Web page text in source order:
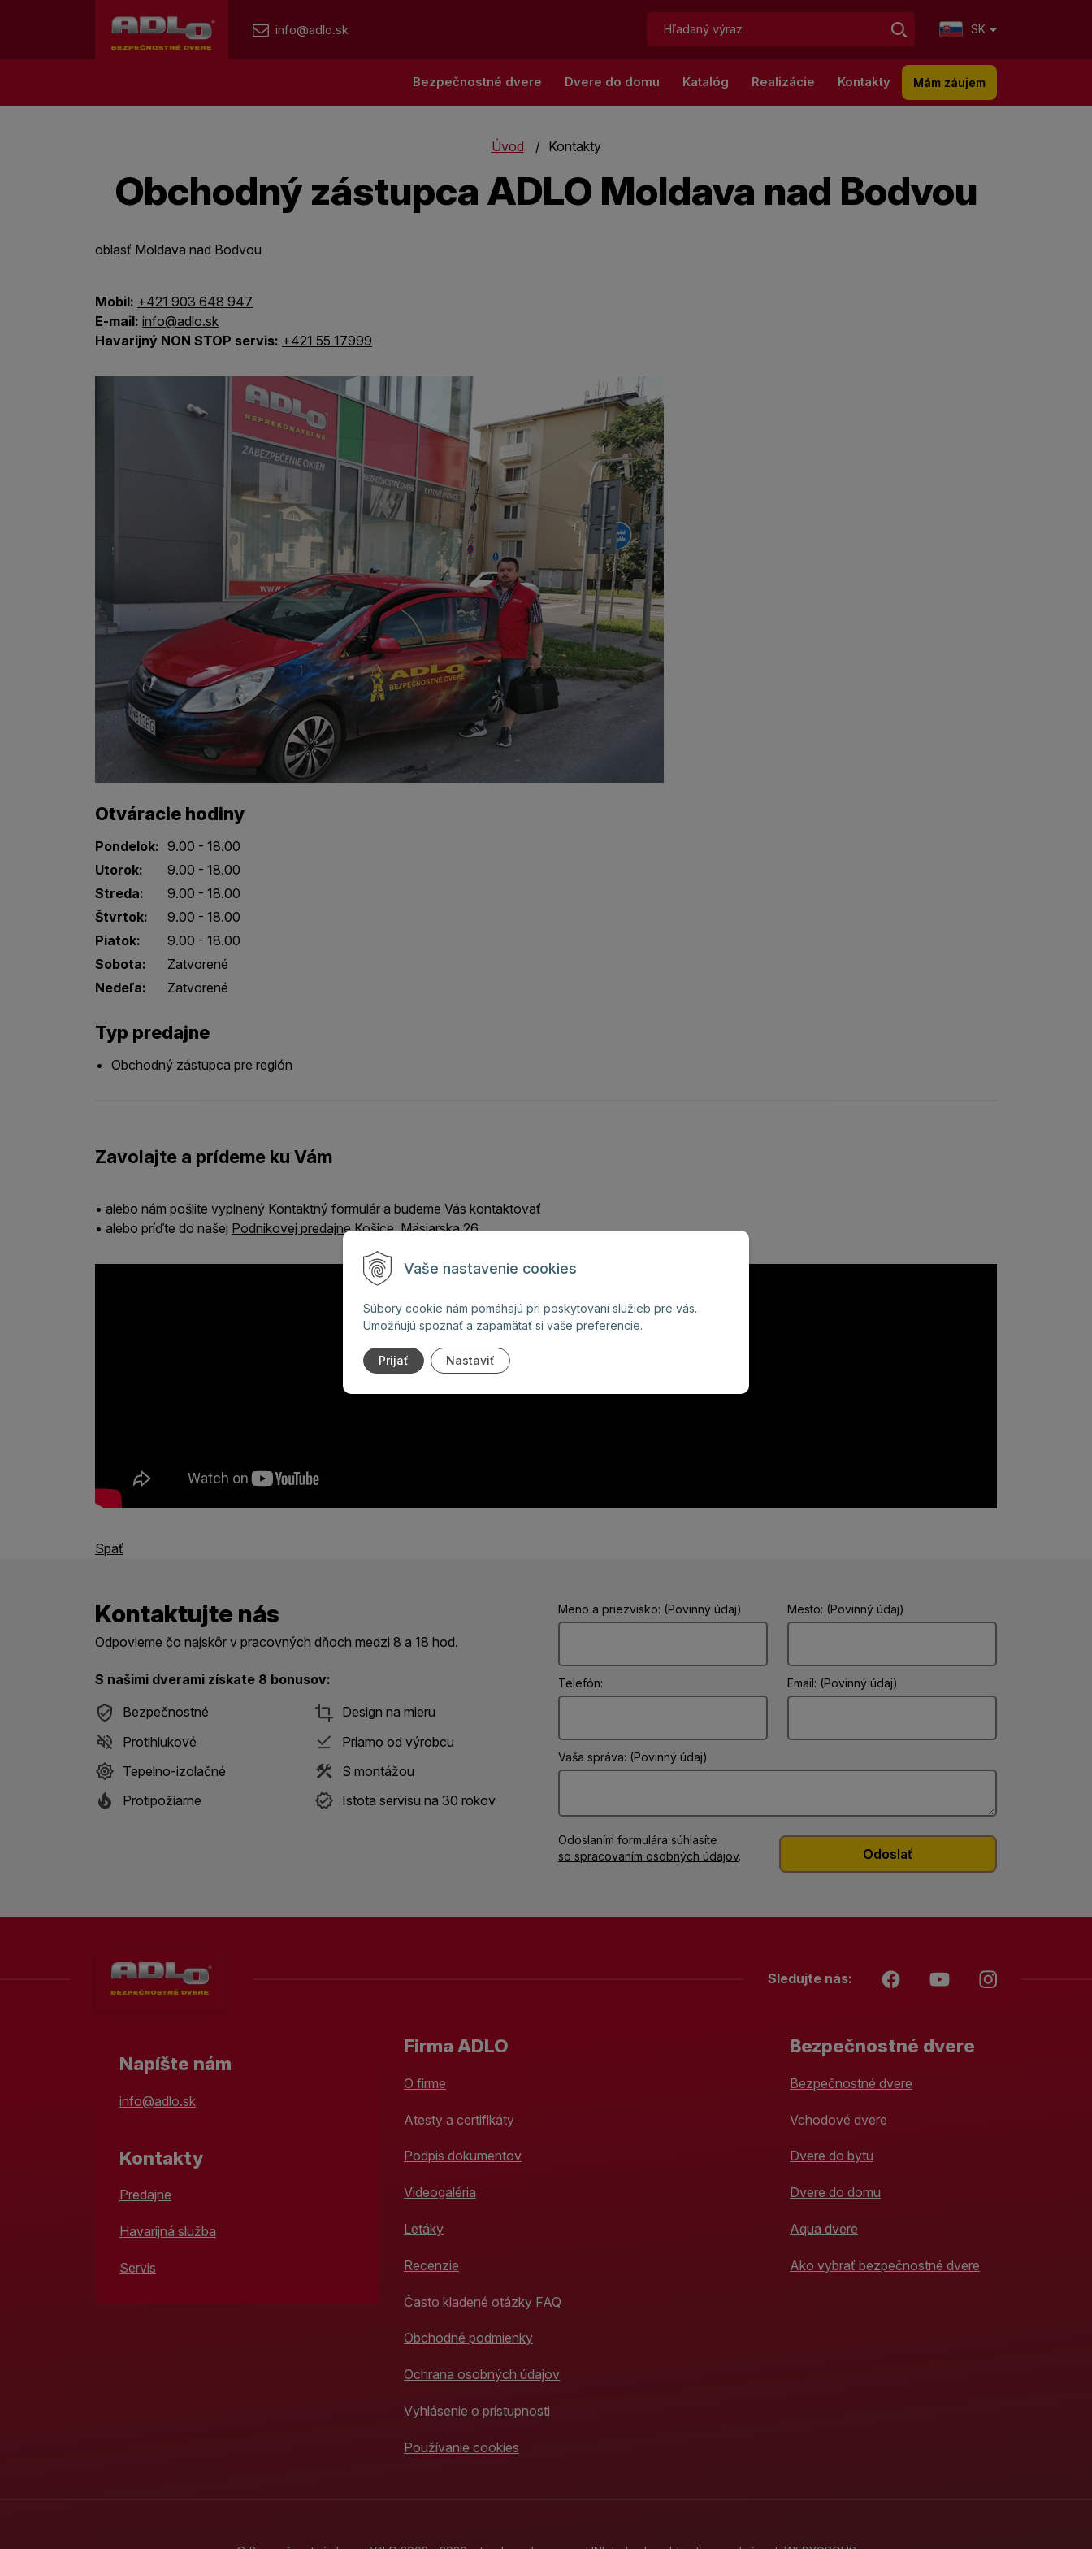
Vaše nastavenie cookies
Súbory cookie nám pomáhajú pri poskytovaní služieb pre vás.
Umožňujú spoznať a zapamätať si vaše preferencie.
Prijať Nastaviť
info@adlo.sk
Hľadať: SK
Bezpečnostné dvere Dvere do domu Katalóg Realizácie Kontakty Mám záujem
Úvod Kontakty
Obchodný zástupca ADLO Moldava nad Bodvou
oblasť Moldava nad Bodvou
Mobil: +421 903 648 947
E-mail: info@adlo.sk
Havarijný NON STOP servis: +421 55 17999
Otváracie hodiny
Pondelok: 9.00 - 18.00
Utorok:
9.00 - 18.00
Streda:
9.00 - 18.00
Štvrtok:
9.00 - 18.00
Piatok:
9.00 - 18.00
Sobota:
Zatvorené
Nedeľa:
Zatvorené
Typ predajne
Obchodný zástupca pre región
Zavolajte a prídeme ku Vám
• alebo nám pošlite vyplnený Kontaktný formulár a budeme Vás kontaktovať
• alebo príďte do našej Podnikovej predajne Košice, Mäsiarska 26
Späť
Kontaktujte nás
Odpovieme čo najskôr v pracovných dňoch medzi 8 a 18 hod.
S našimi dverami získate 8 bonusov:
Bezpečnostné
Design na mieru
Protihlukové
Priamo od výrobcu
Tepelno-izolačné
S montážou
Protipožiarne
Istota servisu na 30 rokov
Meno a priezvisko: (Povinný údaj) Mesto: (Povinný údaj)
Telefón: Email: (Povinný údaj)
Vaša správa: (Povinný údaj)
Odoslaním formulára súhlasíte
so spracovaním osobných údajov.
Sledujte nás:
Napíšte nám
info@adlo.sk
Kontakty
Predajne
Havarijná služba
Servis
Firma ADLO
O firme
Atesty a certifikáty
Podpis dokumentov
Videogaléria
Letáky
Recenzie
Často kladené otázky FAQ
Obchodné podmienky
Ochrana osobných údajov
Vyhlásenie o prístupnosti
Používanie cookies
Bezpečnostné dvere
Bezpečnostné dvere
Vchodové dvere
Dvere do bytu
Dvere do domu
Aqua dvere
Ako vybrať bezpečnostné dvere